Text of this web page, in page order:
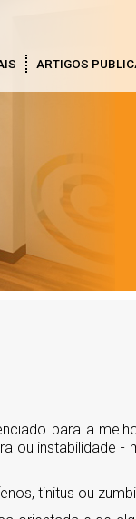
ARTIGOS
para a
ou instabilidade -
tinitus ou